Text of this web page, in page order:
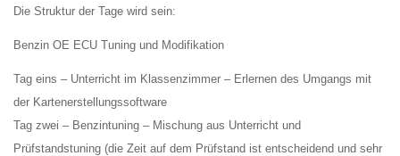
Die Struktur der Tage wird sein:
Benzin OE ECU Tuning und Modifikation
Tag eins – Unterricht im Klassenzimmer – Erlernen des Umgangs mit
der Kartenerstellungssoftware
Tag zwei – Benzintuning – Mischung aus Unterricht und
Prüfstandstuning (die Zeit auf dem Prüfstand ist entscheidend und sehr